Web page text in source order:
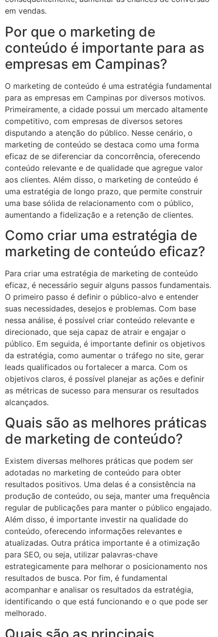
em vendas.
Por que o marketing de
conteúdo é importante para as
empresas em Campinas?
O marketing de conteúdo é uma estratégia fundamental
para as empresas em Campinas por diversos motivos.
Primeiramente, a cidade possui um mercado altamente
competitivo, com empresas de diversos setores
disputando a atenção do público. Nesse cenário, o
marketing de conteúdo se destaca como uma forma
eficaz de se diferenciar da concorrência, oferecendo
conteúdo relevante e de qualidade que agregue valor
aos clientes. Além disso, o marketing de conteúdo é
uma estratégia de longo prazo, que permite construir
uma base sólida de relacionamento com o público,
aumentando a fidelização e a retenção de clientes.
Como criar uma estratégia de
marketing de conteúdo eficaz?
Para criar uma estratégia de marketing de conteúdo
eficaz, é necessário seguir alguns passos fundamentais.
O primeiro passo é definir o público-alvo e entender
suas necessidades, desejos e problemas. Com base
nessa análise, é possível criar conteúdo relevante e
direcionado, que seja capaz de atrair e engajar o
público. Em seguida, é importante definir os objetivos
da estratégia, como aumentar o tráfego no site, gerar
leads qualificados ou fortalecer a marca. Com os
objetivos claros, é possível planejar as ações e definir
as métricas de sucesso para mensurar os resultados
alcançados.
Quais são as melhores práticas
de marketing de conteúdo?
Existem diversas melhores práticas que podem ser
adotadas no marketing de conteúdo para obter
resultados positivos. Uma delas é a consistência na
produção de conteúdo, ou seja, manter uma frequência
regular de publicações para manter o público engajado.
Além disso, é importante investir na qualidade do
conteúdo, oferecendo informações relevantes e
atualizadas. Outra prática importante é a otimização
para SEO, ou seja, utilizar palavras-chave
estrategicamente para melhorar o posicionamento nos
resultados de busca. Por fim, é fundamental
acompanhar e analisar os resultados da estratégia,
identificando o que está funcionando e o que pode ser
melhorado.